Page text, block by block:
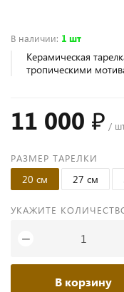
В наличии: 1 шт
Керамическая
тропическими
11 000 ₽ /
РАЗМЕР ТАРЕЛКИ
20 см 27 см
УКАЖИТЕ
−
В корзину